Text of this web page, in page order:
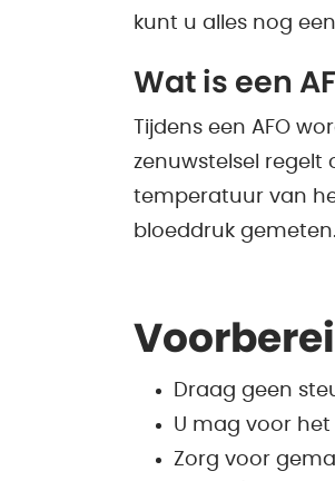
kunt u alles nog
Wat is een
Tijdens een AFO
zenuwstelsel regelt
temperatuur van
bloeddruk gemeten.
Draag geen
U mag voor
Zorg voor